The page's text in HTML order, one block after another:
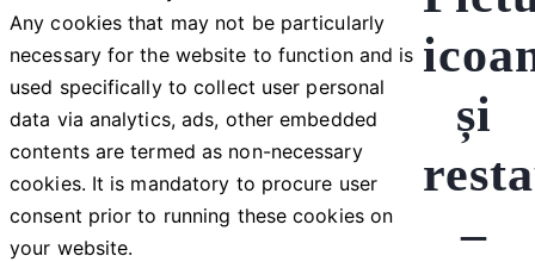
și
–
Any cookies that may not be particularly
necessary for the website to function and is
used specifically to collect user personal
data via analytics, ads, other embedded
contents are termed as non-necessary
cookies. It is mandatory to procure user
consent prior to running these cookies on
your website.